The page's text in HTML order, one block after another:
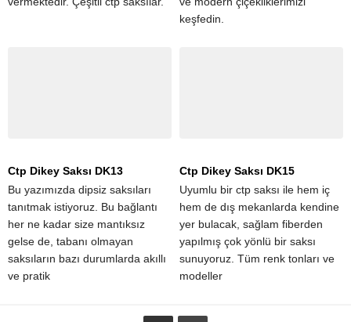
keşfedin.
Ctp Dikey Saksı DK13
Bu yazımızda dipsiz saksıları
tanıtmak istiyoruz. Bu bağlantı
her ne kadar size mantıksız
gelse de, tabanı olmayan
saksıların bazı durumlarda akıllı
ve pratik
Ctp Dikey Saksı DK15
Uyumlu bir ctp saksı ile hem iç
hem de dış mekanlarda kendine
yer bulacak, sağlam fiberden
yapılmış çok yönlü bir saksı
sunuyoruz. Tüm renk tonları ve
modeller